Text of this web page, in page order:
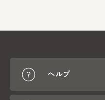
ヘルプ